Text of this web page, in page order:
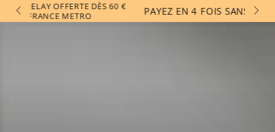
Read
IGNORER LE
CONTENU
60 € PAYEZ EN 4 FOIS SANS FRAIS AVEC PAYPAL !